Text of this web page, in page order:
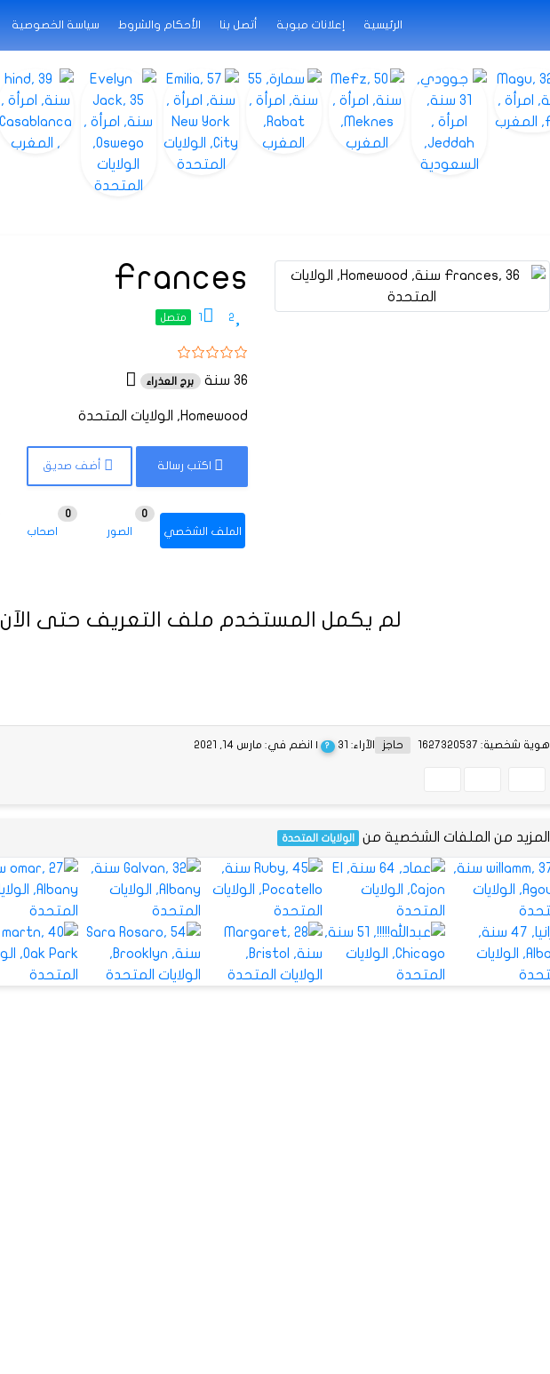
الرئيسية إعلانات مبوبة أتصل بنا الأحكام والشروط سياسة الخصوصية
Frances
2
1 متصل
36 سنة برج العذراء
Homewood, الولايات المتحدة
اكتب رسالة أضف صديق
الملف الشخصي الصور
0
اصحاب
0
لم يكمل المستخدم ملف التعريف حتى الآن
الآراء: 31 ? | انضم في: مارس 14, 2021 هوية شخصية: 1627320537 حاجز
المزيد من الملفات الشخصية من الولايات المتحدة